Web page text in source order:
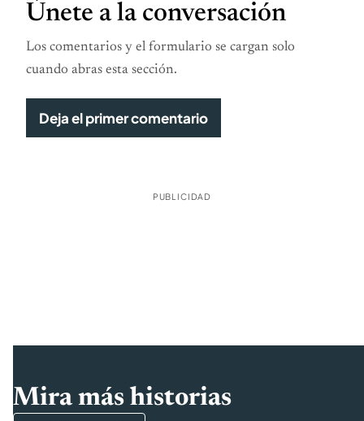
Únete a la conversación
Los comentarios y el formulario se cargan solo
cuando abras esta sección.
Deja el primer comentario
PUBLICIDAD
Mira más historias